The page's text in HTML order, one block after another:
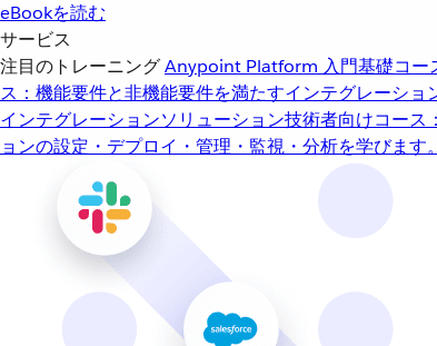
eBookを読む
サービス
注目のトレーニングAnypoint Platform 入門基礎コー
ス：機能要件と非機能要件を満たすインテグレーショ
インテグレーションソリューション技術者向けコース
ョンの設定・デプロイ・管理・監視・分析を学びます。